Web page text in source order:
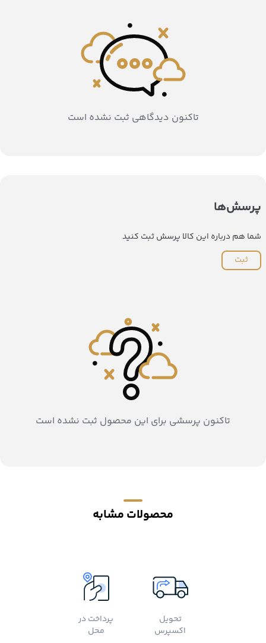
تاکنون دیدگاهی ثبت نشده است
پرسش‌ها
شما هم درباره این کالا پرسش ثبت کنید
ثبت
تاکنون پرسشی برای این محصول ثبت نشده است
محصولات مشابه
تحویل
اکسپرس
پرداخت در
محل